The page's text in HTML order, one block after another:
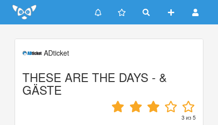
Update cookies preferences
ADticket
THESE ARE THE DAYS - &
GÄSTE
3из5